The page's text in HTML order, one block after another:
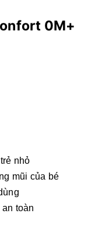
0M+
nhỏ
mũi của bé
toàn